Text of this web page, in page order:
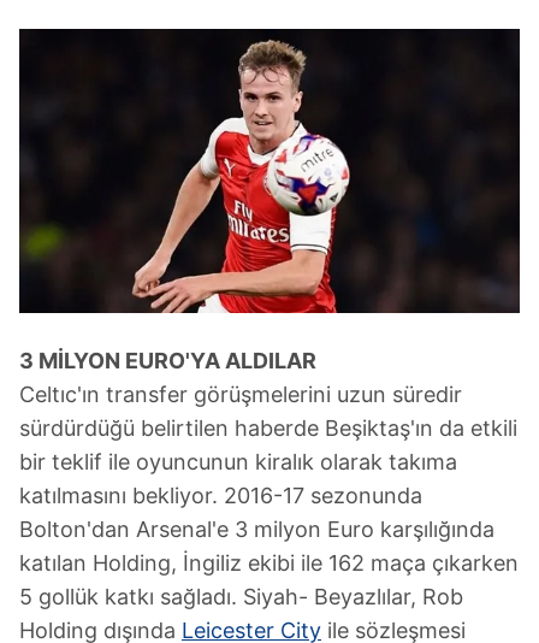
3 MİLYON EURO'YA ALDILAR
Celtıc'ın transfer görüşmelerini uzun süredir
sürdürdüğü belirtilen haberde Beşiktaş'ın da etkili
bir teklif ile oyuncunun kiralık olarak takıma
katılmasını bekliyor. 2016-17 sezonunda
Bolton'dan Arsenal'e 3 milyon Euro karşılığında
katılan Holding, İngiliz ekibi ile 162 maça çıkarken
5 gollük katkı sağladı. Siyah- Beyazlılar, Rob
Holding dışında Leicester City ile sözleşmesi